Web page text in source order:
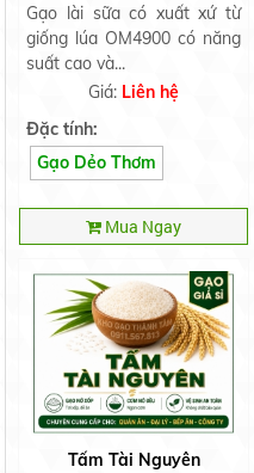
Gạo lài sữa có xuất xứ từ
giống lúa OM4900 có năng
suất cao và...
Giá: Liên hệ
Đặc tính:
Gạo Dẻo Thơm
Mua Ngay
Tấm Tài Nguyên
Nếp
Nếp Bắc
Liên hệ
Nếp Nhung